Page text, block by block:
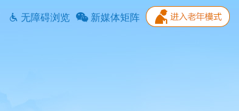
无障碍浏览 新媒体矩阵